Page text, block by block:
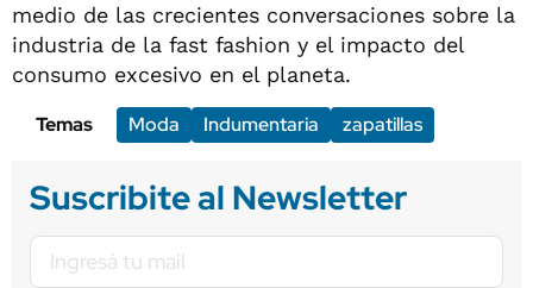
medio de las crecientes conversaciones sobre la
industria de la fast fashion y el impacto del
consumo excesivo en el planeta.
Temas
Moda Indumentaria zapatillas
Suscribite al Newsletter